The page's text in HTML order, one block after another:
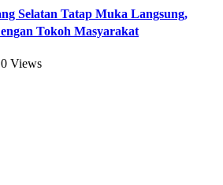
Selatan Tatap Muka Langsung,
Tokoh Masyarakat
Views